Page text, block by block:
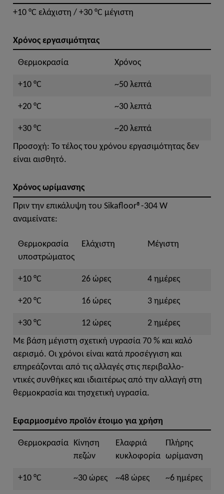
+10 °C ελάχιστη / +30 °C μέγιστη
Χρόνος εργασιμότητας
Θερμοκρασία Χρόνος
+10 °C ~50 λεπτά
+20 °C ~30 λεπτά
+30 °C
~20 λεπτά
Προσοχή: Το τέλος του χρόνου εργασιμότητας δεν
είναι αισθητό.
Χρόνος ωρίμανσης
Πριν την επικάλυψη του Sikafloor®-304 W
αναμείνατε:
Θερμοκρασία
υποστρώματος
Ελάχιστη Μέγιστη
+10 °C 26 ώρες 4 ημέρες
+20 °C 16 ώρες 3 ημέρες
+30 °C 12 ώρες
2 ημέρες
Με βάση μέγιστη σχετική υγρασία 70 % και καλό
αερισμό. Οι χρόνοι είναι κατά προσέγγιση και
επηρεάζονται από τις αλλαγές στις περιβαλλο-
ντικές συνθήκες και ιδιαιτέρως από την αλλαγή στη
θερμοκρασία και τησχετική υγρασία.
Εφαρμοσμένο προϊόν έτοιμο για χρήση
Θερμοκρασία Κίνηση
πεζών
Ελαφριά
κυκλοφορία
Πλήρης
ωρίμανση
+10 °C ~30 ώρες ~48 ώρες ~6 ημέρες